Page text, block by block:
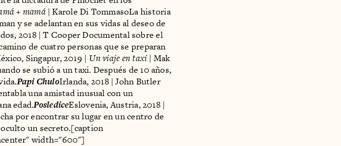
+ mamá| Karole Di TommasoLa historia
y se adelantan en sus vidas al deseo de
2018 | T Cooper Documental sobre el
de cuatro personas que se preparan
Singapur, 2019 | Un viaje en taxi | Mak
se subió a un taxi. Después de 10 años,
Papi ChuloIrlanda, 2018 | John Butler
una amistad inusual con un
edad.PoslediceEslovenia, Austria, 2018 |
por encontrar su lugar en un centro de
un secreto.[caption
width="600"]